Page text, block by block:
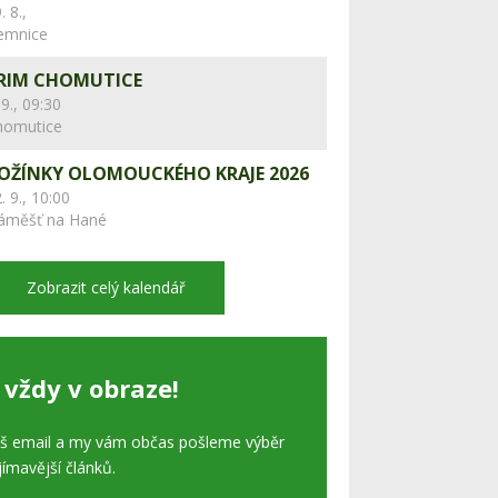
8.,
CHOMUTICE
09:30
OLOMOUCKÉHO KRAJE 2026
9., 10:00
na Hané
Zobrazit celý kalendář
v obraze!
email a my vám občas pošleme výběr
článků.